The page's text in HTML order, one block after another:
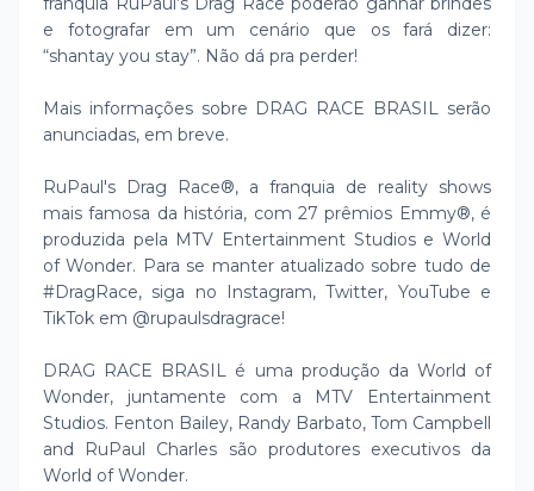
e fotografar em um cenário que os fará dizer:
“shantay you stay”. Não dá pra perder!
Mais informações sobre DRAG RACE BRASIL serão
anunciadas, em breve.
RuPaul's Drag Race®, a franquia de reality shows
mais famosa da história, com 27 prêmios Emmy®, é
produzida pela MTV Entertainment Studios e World
of Wonder. Para se manter atualizado sobre tudo de
#DragRace, siga no Instagram, Twitter, YouTube e
TikTok em @rupaulsdragrace!
DRAG RACE BRASIL é uma produção da World of
Wonder, juntamente com a MTV Entertainment
Studios. Fenton Bailey, Randy Barbato, Tom Campbell
and RuPaul Charles são produtores executivos da
World of Wonder.